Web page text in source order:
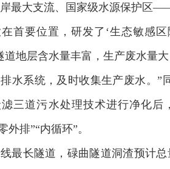
岸最大支流、国家级水源保护区
首要位置，研发了‘生态敏感
道地层含水量丰富，生产废水量
水系统，及时收集生产废水。”
三道污水处理技术进行净化
外排”“内循环”。
最长隧道，碌曲隧道洞渣预计